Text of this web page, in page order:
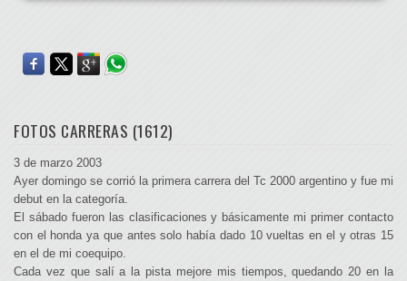
FOTOS CARRERAS (1612)
3 de marzo 2003
Ayer domingo se corrió la primera carrera del Tc 2000 argentino y fue mi
debut en la categoría.
El sábado fueron las clasificaciones y básicamente mi primer contacto
con el honda ya que antes solo había dado 10 vueltas en el y otras 15
en el de mi coequipo.
Cada vez que salí a la pista mejore mis tiempos, quedando 20 en la